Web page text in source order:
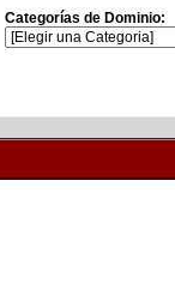
Categorías de Dominio: